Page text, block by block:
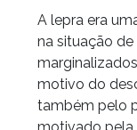
A lepra era
na situação
motivo do
também pelo